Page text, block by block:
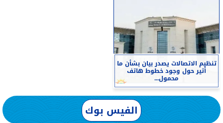
تنظيم الاتصالات يصدر بيان بشأن ما
أثير حول وجود خطوط هاتف
محمول...
الفيس بوك